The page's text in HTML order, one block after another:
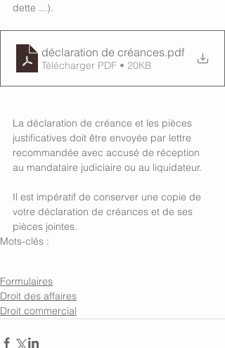
dette ...).
déclaration de créances.pdf
Télécharger PDF • 20KB
La déclaration de créance et les pièces
justificatives doit être envoyée par lettre
recommandée avec accusé de réception
au mandataire judiciaire ou au liquidateur.
Il est impératif de conserver une copie de
votre déclaration de créances et de ses
pièces jointes.
Mots-clés :
Formulaires
Droit des affaires
Droit commercial